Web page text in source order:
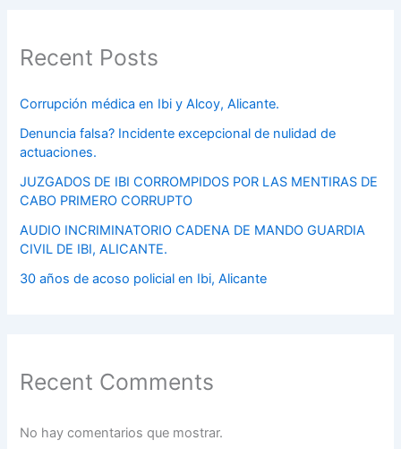
Recent Posts
Corrupción médica en Ibi y Alcoy, Alicante.
Denuncia falsa? Incidente excepcional de nulidad de
actuaciones.
JUZGADOS DE IBI CORROMPIDOS POR LAS MENTIRAS DE
CABO PRIMERO CORRUPTO
AUDIO INCRIMINATORIO CADENA DE MANDO GUARDIA
CIVIL DE IBI, ALICANTE.
30 años de acoso policial en Ibi, Alicante
Recent Comments
No hay comentarios que mostrar.